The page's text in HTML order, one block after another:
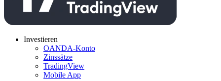
Investieren
OANDA-Konto
Zinssätze
TradingView
Mobile App